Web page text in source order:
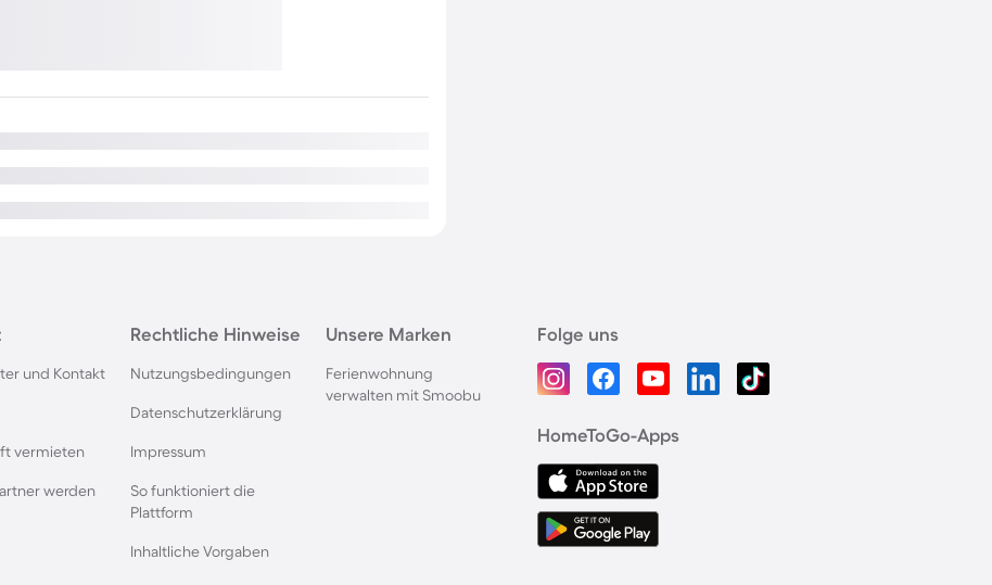
und Kontakt
vermieten
werden
Rechtliche Hinweise
Nutzungsbedingungen
Datenschutzerklärung
Impressum
So funktioniert die
Plattform
Inhaltliche Vorgaben
Unsere Marken
Ferienwohnung
verwalten mit Smoobu
Folge uns
HomeToGo-Apps